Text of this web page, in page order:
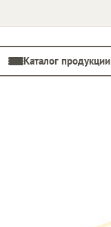
Каталог продукции